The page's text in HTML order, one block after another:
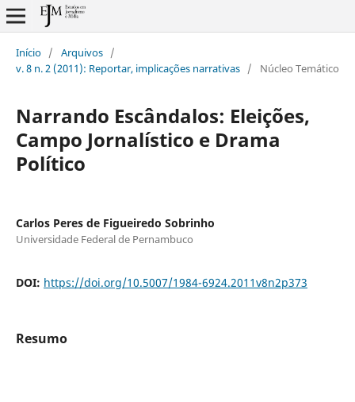
Início / Arquivos /
v. 8 n. 2 (2011): Reportar, implicações narrativas / Núcleo Temático
Narrando Escândalos: Eleições,
Campo Jornalístico e Drama
Político
Carlos Peres de Figueiredo Sobrinho
Universidade Federal de Pernambuco
DOI: https://doi.org/10.5007/1984-6924.2011v8n2p373
Resumo